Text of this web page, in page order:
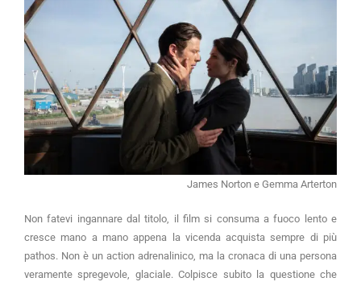
James Norton e Gemma Arterton
Non fatevi ingannare dal titolo, il film si consuma a fuoco lento e
cresce mano a mano appena la vicenda acquista sempre di più
pathos. Non è un action adrenalinico, ma la cronaca di una persona
veramente spregevole, glaciale. Colpisce subito la questione che